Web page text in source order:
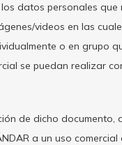
datos personales que
videos en las
o en grupo
se puedan realizar
de dicho documento,
a un uso comercial